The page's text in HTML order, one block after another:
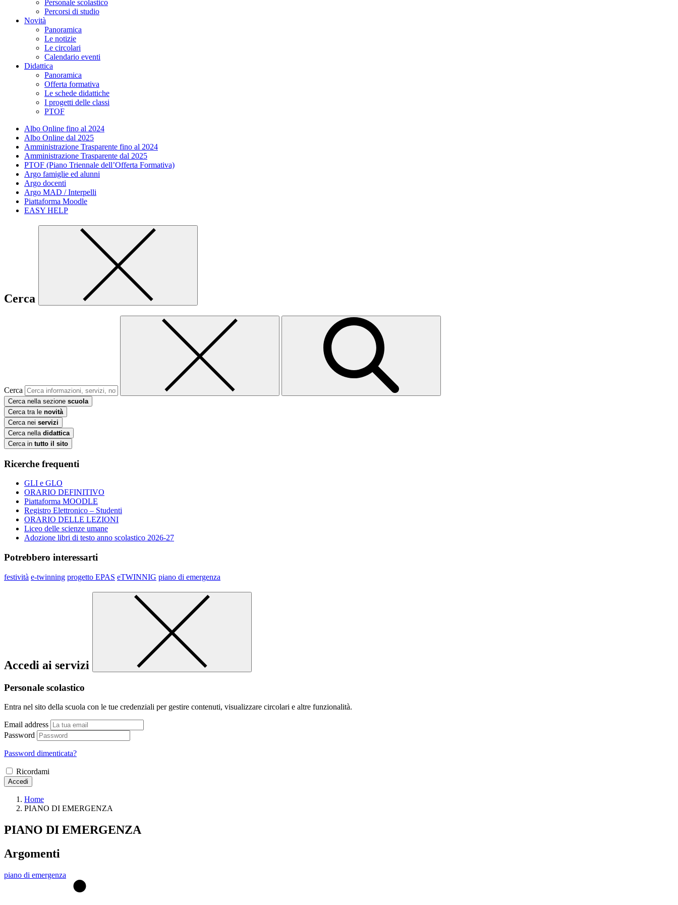
Personale scolastico
Percorsi di studio
Novità
Panoramica
Le notizie
Le circolari
Calendario eventi
Didattica
Panoramica
Offerta formativa
Le schede didattiche
I progetti delle classi
PTOF
Albo Online fino al 2024
Albo Online dal 2025
Amministrazione Trasparente fino al 2024
Amministrazione Trasparente dal 2025
PTOF (Piano Triennale dell’Offerta Formativa)
Argo famiglie ed alunni
Argo docenti
Argo MAD / Interpelli
Piattaforma Moodle
EASY HELP
Cerca
Cerca
Cerca nella sezione scuola
Cerca tra le novità
Cerca nei servizi
Cerca nella didattica
Cerca in tutto il sito
Ricerche frequenti
GLI e GLO
ORARIO DEFINITIVO
Piattaforma MOODLE
Registro Elettronico – Studenti
ORARIO DELLE LEZIONI
Liceo delle scienze umane
Adozione libri di testo anno scolastico 2026-27
Potrebbero interessarti
festività e-twinning progetto EPAS eTWINNIG piano di emergenza
Accedi ai servizi
Personale scolastico
Entra nel sito della scuola con le tue credenziali per gestire contenuti, visualizzare circolari e altre funzionalità.
Email address
Password
Password dimenticata?
Ricordami
Accedi
Home
PIANO DI EMERGENZA
PIANO DI EMERGENZA
Argomenti
piano di emergenza